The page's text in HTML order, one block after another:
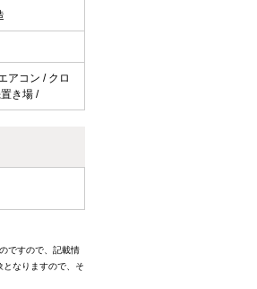
アコン / クロ
き場 /
ですので、記載情
なりますので、そ